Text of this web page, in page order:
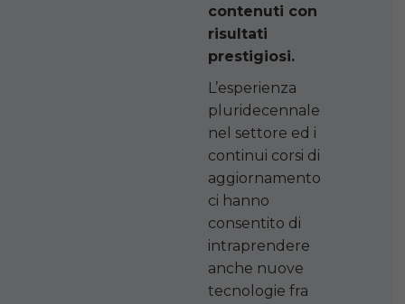
contenuti con
risultati
prestigiosi.
L’esperienza
pluridecennale
nel settore ed i
continui corsi di
aggiornamento
ci hanno
consentito di
intraprendere
anche nuove
tecnologie fra